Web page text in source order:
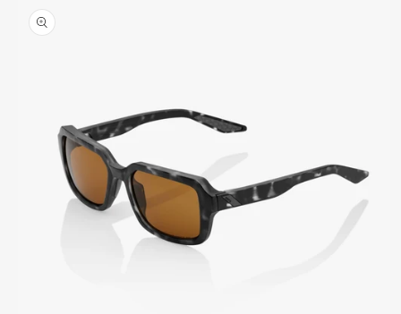
informations
sur le